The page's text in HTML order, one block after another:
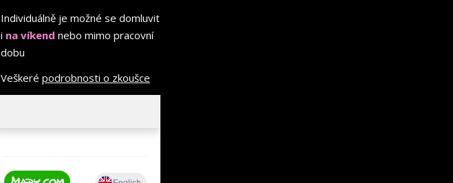
Individuálně je možné se domluvit
i na víkend nebo mimo pracovní
dobu
Veškeré podrobnosti o zkoušce